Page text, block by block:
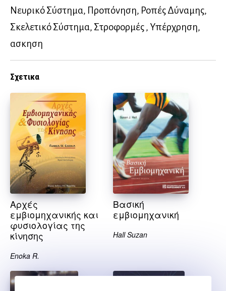
Νευρικό Σύστημα, Προπόνηση, Ροπές Δύναμης,
Σκελετικό Σύστημα, Στροφορμές , Υπέρχρηση,
ασκηση
Σχετικα
Αρχές
εμβιομηχανικής και
φυσιολογίας της
κίνησης
Enoka R.
Βασική
εμβιομηχανική
Hall Suzan